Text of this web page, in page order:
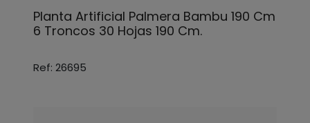
Planta Artificial Palmera Bambu 190 Cm
6 Troncos 30 Hojas 190 Cm.
Ref: 26695